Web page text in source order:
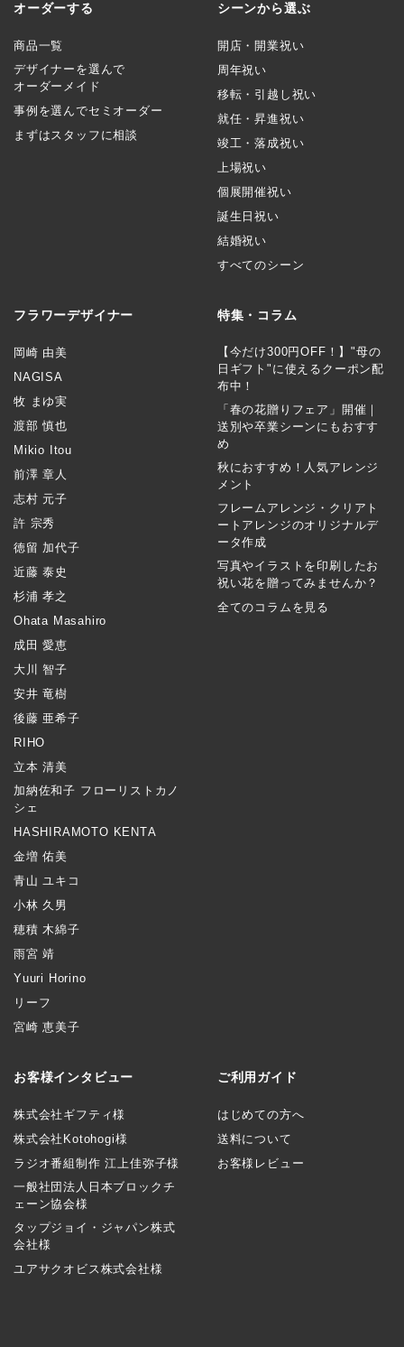
オーダーする
商品一覧
デザイナーを選んで
オーダーメイド
事例を選んでセミオーダー
まずはスタッフに相談
シーンから選ぶ
開店・開業祝い
周年祝い
移転・引越し祝い
就任・昇進祝い
竣工・落成祝い
上場祝い
個展開催祝い
誕生日祝い
結婚祝い
すべてのシーン
フラワーデザイナー
岡崎 由美
NAGISA
牧 まゆ実
渡部 慎也
Mikio Itou
前澤 章人
志村 元子
許 宗秀
徳留 加代子
近藤 泰史
杉浦 孝之
Ohata Masahiro
成田 愛恵
大川 智子
安井 竜樹
後藤 亜希子
RIHO
立本 清美
加納佐和子 フローリストカノ
シェ
HASHIRAMOTO KENTA
金増 佑美
青山 ユキコ
小林 久男
穂積 木綿子
雨宮 靖
Yuuri Horino
リーフ
宮崎 恵美子
特集・コラム
【今だけ300円OFF！】"母の
日ギフト"に使えるクーポン配
布中！
「春の花贈りフェア」開催｜
送別や卒業シーンにもおすす
め
秋におすすめ！人気アレンジ
メント
フレームアレンジ・クリアト
ートアレンジのオリジナルデ
ータ作成
写真やイラストを印刷したお
祝い花を贈ってみませんか？
全てのコラムを見る
お客様インタビュー
株式会社ギフティ様
株式会社Kotohogi様
ラジオ番組制作 江上佳弥子様
一般社団法人日本ブロックチ
ェーン協会様
タップジョイ・ジャパン株式
会社様
ユアサクオビス株式会社様
ご利用ガイド
はじめての方へ
送料について
お客様レビュー